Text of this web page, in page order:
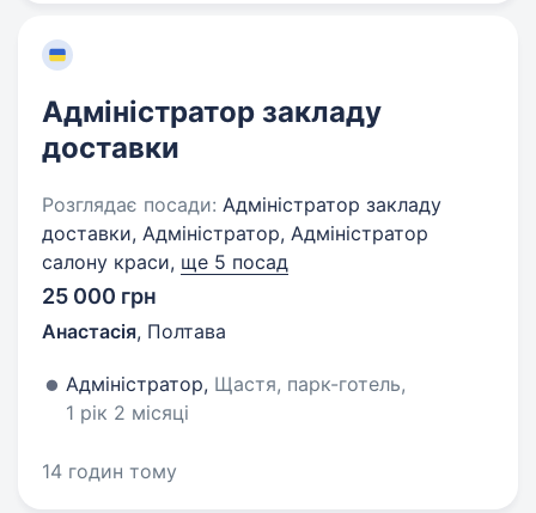
Адміністратор закладу
доставки
Розглядає посади: Адміністратор закладу
доставки, Адміністратор, Адміністратор
салону краси, ще 5 посад
25 000 грн
Анастасія, Полтава
Адміністратор, Щастя, парк-готель,
1 рік 2 місяці
14 годин тому